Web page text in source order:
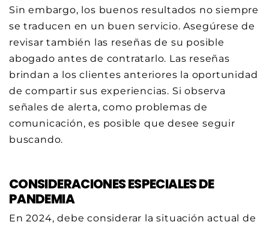
Sin embargo, los buenos resultados no siempre
se traducen en un buen servicio. Asegúrese de
revisar también las reseñas de su posible
abogado antes de contratarlo. Las reseñas
brindan a los clientes anteriores la oportunidad
de compartir sus experiencias. Si observa
señales de alerta, como problemas de
comunicación, es posible que desee seguir
buscando.
CONSIDERACIONES ESPECIALES DE
PANDEMIA
En 2024, debe considerar la situación actual de